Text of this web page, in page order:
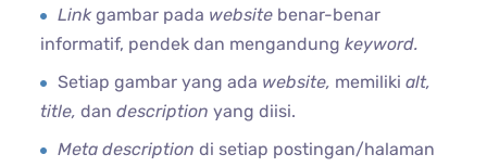
Linkgambar pada website benar-benar
informatif, pendek dan mengandungkeyword.
Setiap gambar yang ada website, memilikialt,
title,dandescriptionyang diisi.
Meta descriptiondi setiap postingan/halaman